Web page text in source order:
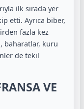
ilk sırada yer
etti. Ayrıca biber,
fazla kez
baharatlar, kuru
de tekil
VE